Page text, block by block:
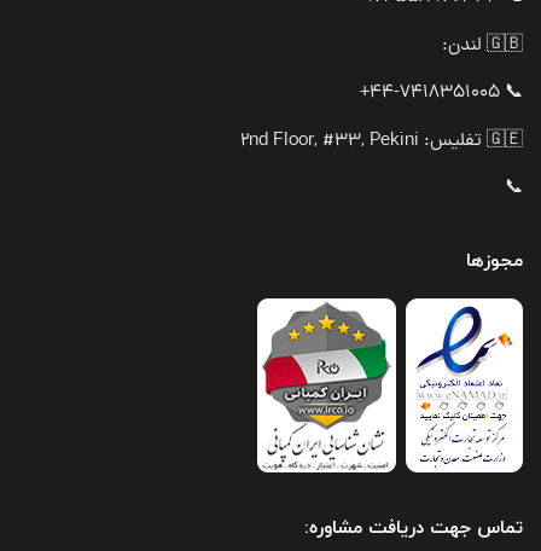
🇬🇧 لندن:
📞 44-7418351005+
🇬🇪 تفلیس: 2nd Floor, #33, Pekini
📞
مجوزها
تماس جهت دریافت مشاوره: